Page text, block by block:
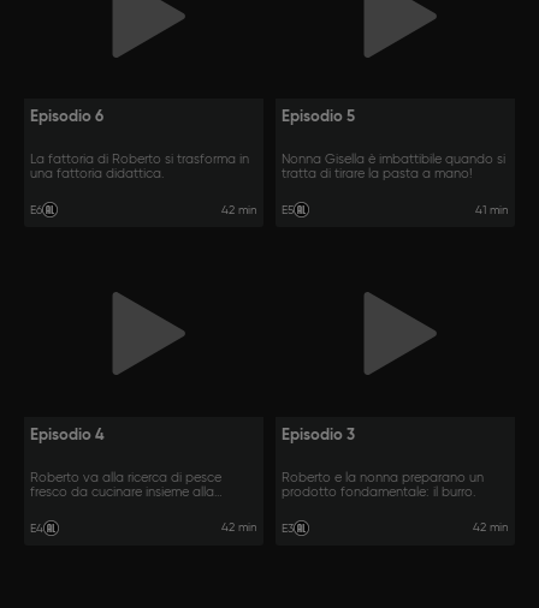
Episodio 6
La fattoria di Roberto si trasforma in
una fattoria didattica.
E6 42 min
Episodio 5
Nonna Gisella è imbattibile quando si
tratta di tirare la pasta a mano!
E5 41 min
Episodio 4
Roberto va alla ricerca di pesce
fresco da cucinare insieme alla
E4 42 min
Episodio 3
Roberto e la nonna preparano un
prodotto fondamentale: il burro.
E3 42 min